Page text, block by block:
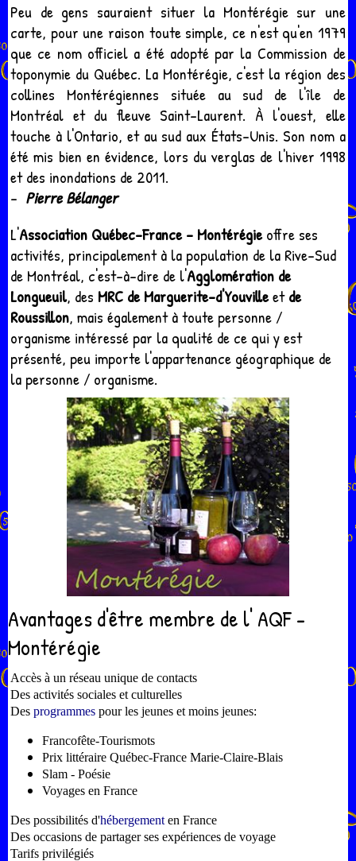
Peu de gens sauraient situer la Montérégie sur une
carte, pour une raison toute simple, ce n'est qu'en 1979
que ce nom officiel a été adopté par la Commission de
toponymie du Québec. La Montérégie, c'est la région des
collines Monté­régiennes située au sud de l'île de
Montréal et du fleuve Saint-Laurent. À l'ouest, elle
touche à l'Ontario, et au sud aux États-Unis. Son nom a
été mis bien en évidence, lors du verglas de l'hiver 1998
et des inondations de 2011.
- Pierre Bélanger
L'Association Québec-France – Montérégieoffre ses
activités, principalement à la population de la Rive-Sud
de Montréal, c'est-à-dire de l'Agglomération de
Longueuil, des MRC de Marguerite-d'Youvilleetde
Roussillon, mais également à toute personne /
organisme intéressé par la qualité de ce qui y est
présenté, peu importe l'appartenance géographique de
la personne / organisme.
Avantages d'être membre de l' AQF -
Montérégie
Accès à un réseau unique de contacts
Des activités sociales et culturelles
Des programmes pour les jeunes et moins jeunes:
Francofête-Tourismots
Prix littéraire Québec-France Marie-Claire-Blais
Slam - Poésie
Voyages en France
Des possibilités d'hébergement en France
Des occasions de partager ses expériences de voyage
Tarifs privilégiés